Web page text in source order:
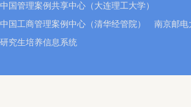
中国管理案例共享中心（大连理工大学）
中国工商管理案例中心（清华经管院）
南京邮电
研究生培养信息系统